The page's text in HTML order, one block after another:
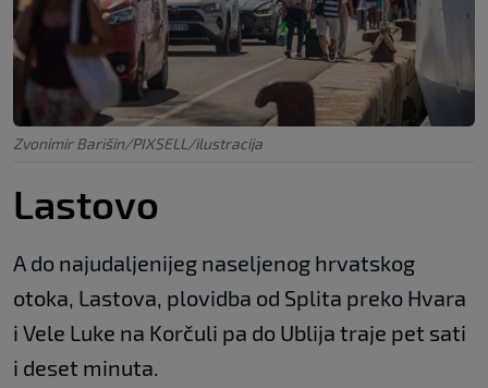
Zvonimir Barišin/PIXSELL/ilustracija
Lastovo
A do najudaljenijeg naseljenog hrvatskog
otoka, Lastova, plovidba od Splita preko Hvara
i Vele Luke na Korčuli pa do Ublija traje pet sati
i deset minuta.